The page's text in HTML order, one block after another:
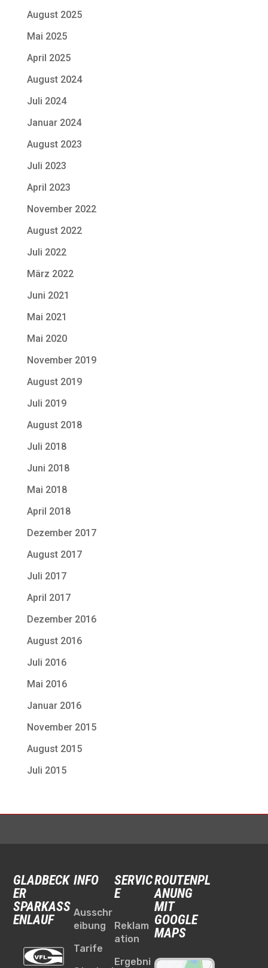
August 2025
Mai 2025
April 2025
August 2024
Juli 2024
Januar 2024
August 2023
Juli 2023
April 2023
November 2022
August 2022
Juli 2022
März 2022
Juni 2021
Mai 2021
Mai 2020
November 2019
August 2019
Juli 2019
August 2018
Juli 2018
Juni 2018
Mai 2018
April 2018
Dezember 2017
August 2017
Juli 2017
April 2017
Dezember 2016
August 2016
Juli 2016
Mai 2016
Januar 2016
November 2015
August 2015
Juli 2015
GLADBECK
ER
SPARKASS
ENLAUF
INFO
Ausschr
eibung
Tarife
SERVIC
E
Reklam
ation
Ergebni
ROUTENPL
ANUNG
MIT
GOOGLE
MAPS